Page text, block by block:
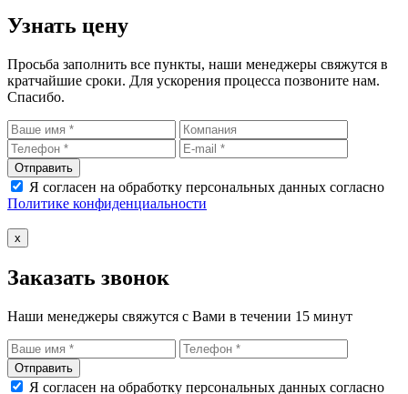
Узнать цену
Просьба заполнить все пункты, наши менеджеры свяжутся в
кратчайшие сроки. Для ускорения процесса позвоните нам.
Спасибо.
Отправить
Я согласен на обработку персональных данных согласно
Политике конфиденциальности
x
Заказать звонок
Наши менеджеры свяжутся с Вами в течении 15 минут
Отправить
Я согласен на обработку персональных данных согласно